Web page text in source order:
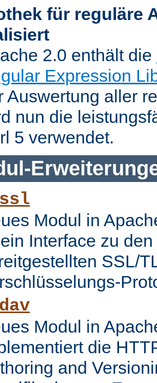
für reguläre
2.0 enthält die
Expression
Auswertung aller
nun die
5 verwendet.
Modul in
Interface zu
SSL/
Modul in
die
and